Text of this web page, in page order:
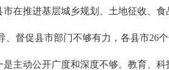
在推进基层城乡规划、土地征收、
督促县市部门不够有力，各县市26
主动公开广度和深度不够。教育、